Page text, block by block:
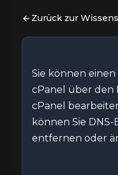
Zurück zur
Sie können einen
cPanel über den
cPanel
können Sie
entfernen oder